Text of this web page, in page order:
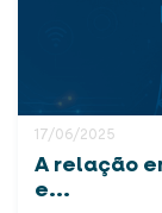
17/06/2025
A relação
e...